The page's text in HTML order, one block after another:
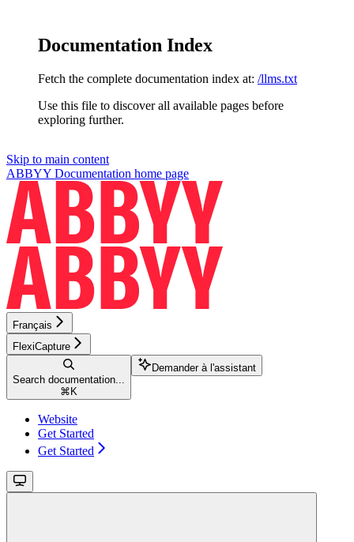
Documentation Index
Fetch the complete documentation index at: /llms.txt
Use this file to discover all available pages before
exploring further.
Skip to main content
ABBYY Documentation home page
Français
FlexiCapture
Search documentation...
⌘ K
Demander à l'assistant
Website
Get Started
Get Started